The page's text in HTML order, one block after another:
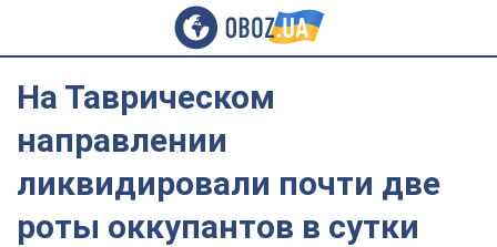
На Таврическом
направлении
ликвидировали почти две
роты оккупантов в сутки